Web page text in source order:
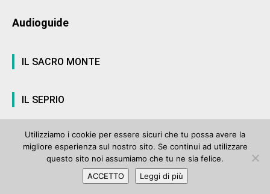
Audioguide
IL SACRO MONTE
IL SEPRIO
© ArteVarese.com by Wtv S.r.l.- © 2007 - P.I. 03063680122 Iscrizione n°
906 del Registro Stampa del Tribunale di Varese del 17 luglio 2006 |
Privacy Policy
Utilizziamo i cookie per essere sicuri che tu possa avere la
migliore esperienza sul nostro sito. Se continui ad utilizzare
questo sito noi assumiamo che tu ne sia felice.
ACCETTO
Leggi di più